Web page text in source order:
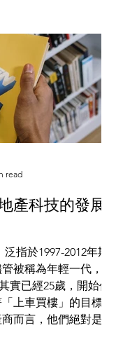
產科技的發展
指於1997-2012年期
被稱為年輕一代，但
實已經25歲，開始作
上車買樓」的目標奮
而言，他們絕對是新
read